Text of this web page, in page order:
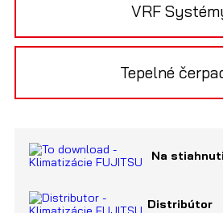
VRF
Tepelné
Na
Distribútor